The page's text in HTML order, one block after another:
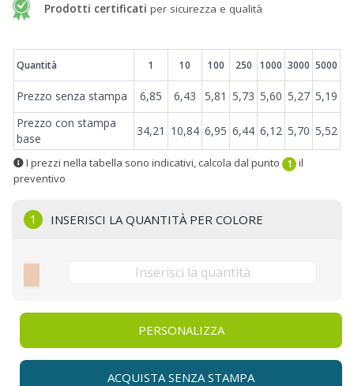
Prodotti certificati per sicurezza e qualità
Prezzi
Quantità 1 10 100 250 1000 3000 5000
Prezzo senza stampa 6,85 6,43 5,81 5,73 5,60 5,27 5,19
Prezzo con stampa
base
34,21 10,84 6,95 6,44 6,12 5,70 5,52
I prezzi nella tabella sono indicativi, calcola dal punto 1 il
preventivo
1 INSERISCI LA QUANTITÀ PER COLORE
PERSONALIZZA
ACQUISTA SENZA STAMPA